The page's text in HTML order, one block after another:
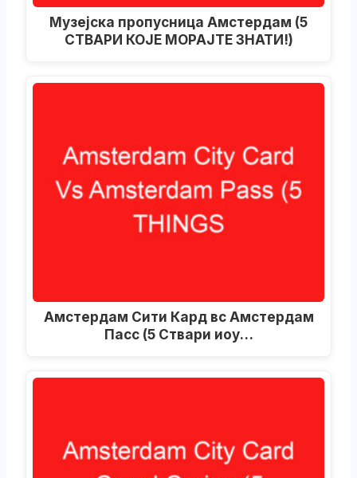
Музејска пропусница Амстердам (5
СТВАРИ КОЈЕ МОРАЈТЕ ЗНАТИ!)
Амстердам Сити Кард вс Амстердам
Пасс (5 Ствари иоу…